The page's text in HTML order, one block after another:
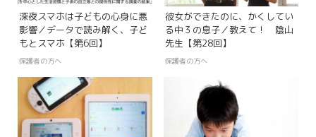
深夜スマホは子どもの心身に悪
影響／データで読み解く、子ど
もとスマホ【第6回】
保護者の方へ
彼女ができたのに、かくしてい
る中３の息子／教えて！ 陰山
先生【第28回】
保護者の方へ